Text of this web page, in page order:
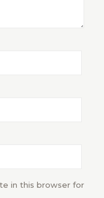
in this browser for